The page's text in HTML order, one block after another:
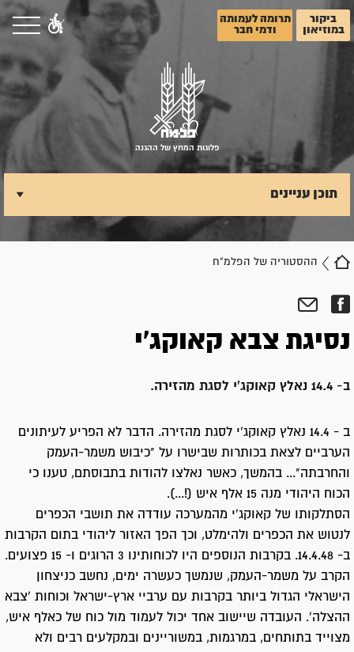
ביקור
במוזיאון
תרומה לעמותה
ודמי חבר
פלוגות המחץ של ההגנה
ההסטוריה של הפלמ"ח
תוכן עניינים
נסיגת צבא קאוקג'י
ב- 14.4 נאלץ קאוקג'י לסגת מהזירה.
ב - 14.4 נאלץ קאוקג'י לסגת מהזירה. הדבר לא הפריע לעיתונים
הערביים לצאת בכותרות שבישרו על "כיבוש משמר-העמק
והחרבתה"... בהמשך, כאשר נאלצו להודות בתבוסתם, טענו כי
הכוח היהודי מנה 15 אלף איש (!...).
הסתלקותו של קאוקג'י מהמערכה עודדה את תושבי הכפרים
לנטוש את הכפרים ולהימלט, וכך הפך האזור ליהודי בתום הקרבות
ב- 14.4.48. בקרבות הנוספים היו לכוחותינו 3 הרוגים ו- 15 פצועים.
הקרב על משמר-העמק, שנמשך כעשרה ימים, נחשב כניצחון
הישראלי הגדול ביותר בקרבות עם ערביי ארץ-ישראל וכוחות 'צבא
ההצלה'. העובדה שיישוב אחד יכול לעמוד מול כוח של כאלף איש,
מצוייד בתותחים, במרגמות, במשוריינים ובמקלעים רבים ולא